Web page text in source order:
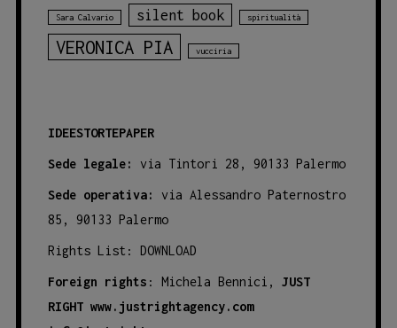
Sara Calvario silent book spiritualità
VERONICA PIA vucciria
IDEESTORTEPAPER
Sede legale: via Tintori 28, 90133 Palermo
Sede operativa:
via Alessandro Paternostro
85, 90133 Palermo
Rights List: DOWNLOAD
Foreign rights : Michela Bennici, JUST
RIGHT www.justrightagency.com